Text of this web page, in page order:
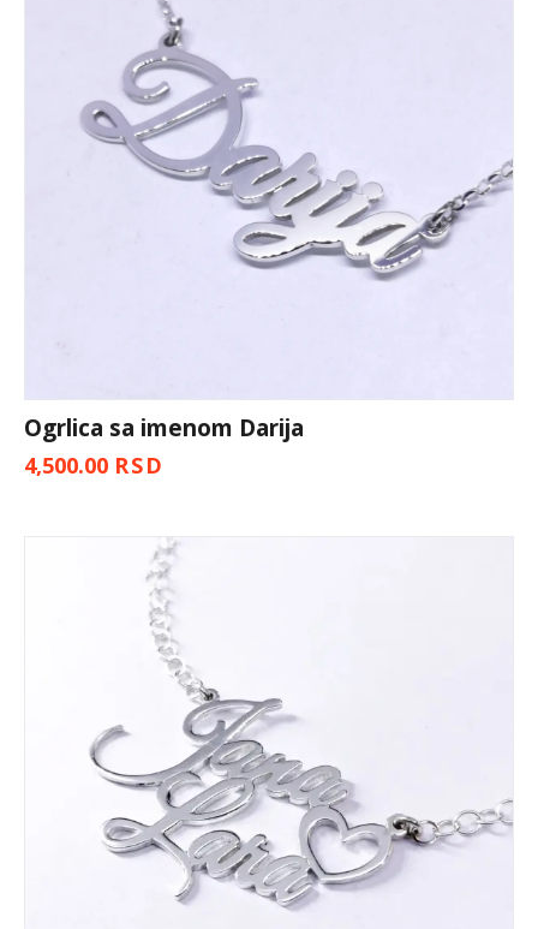
Ogrlica sa imenom Darija
4,500.00 RSD